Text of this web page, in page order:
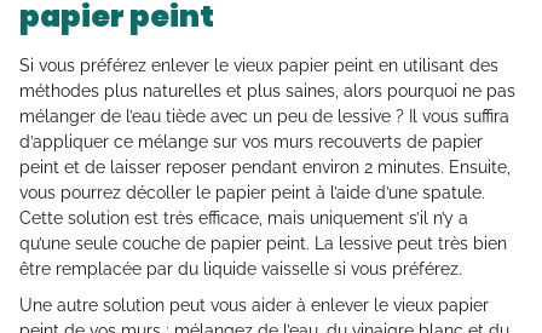
papier peint
Si vous préférez enlever le vieux papier peint en utilisant des
méthodes plus naturelles et plus saines, alors pourquoi ne pas
mélanger de l’eau tiède avec un peu de lessive ? Il vous suffira
d’appliquer ce mélange sur vos murs recouverts de papier
peint et de laisser reposer pendant environ 2 minutes. Ensuite,
vous pourrez décoller le papier peint à l’aide d’une spatule.
Cette solution est très efficace, mais uniquement s’il n’y a
qu’une seule couche de papier peint. La lessive peut très bien
être remplacée par du liquide vaisselle si vous préférez.
Une autre solution peut vous aider à enlever le vieux papier